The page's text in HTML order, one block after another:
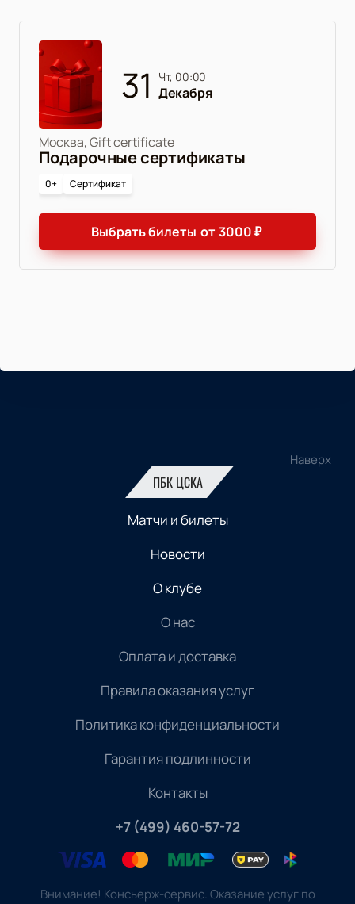
31 чт, 00:00
Декабря
Москва, Gift certificate
Подарочные сертификаты
0+ Сертификат
Выбрать билеты от 3000₽
Наверх
ПБК ЦСКА
Матчи и билеты
Новости
О клубе
О нас
Оплата и доставка
Правила оказания услуг
Политика конфиденциальности
Гарантия подлинности
Контакты
+7 (499) 460-57-72
Внимание! Консьерж-сервис. Оказание услуг по